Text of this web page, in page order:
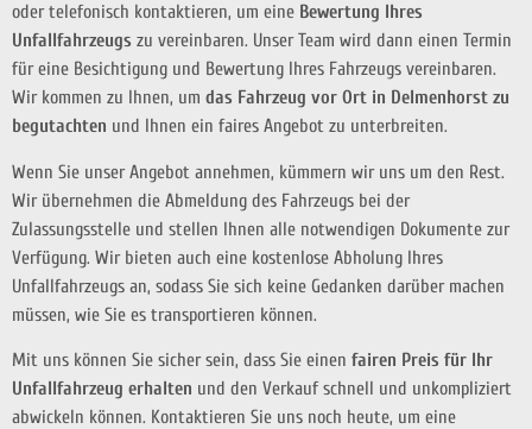
oder telefonisch kontaktieren, um eine Bewertung Ihres
Unfallfahrzeugs zu vereinbaren. Unser Team wird dann einen Termin
für eine Besichtigung und Bewertung Ihres Fahrzeugs vereinbaren.
Wir kommen zu Ihnen, um das Fahrzeug vor Ort in Delmenhorst zu
begutachten und Ihnen ein faires Angebot zu unterbreiten.
Wenn Sie unser Angebot annehmen, kümmern wir uns um den Rest.
Wir übernehmen die Abmeldung des Fahrzeugs bei der
Zulassungsstelle und stellen Ihnen alle notwendigen Dokumente zur
Verfügung. Wir bieten auch eine kostenlose Abholung Ihres
Unfallfahrzeugs an, sodass Sie sich keine Gedanken darüber machen
müssen, wie Sie es transportieren können.
Mit uns können Sie sicher sein, dass Sie einen fairen Preis für Ihr
Unfallfahrzeug erhalten und den Verkauf schnell und unkompliziert
abwickeln können. Kontaktieren Sie uns noch heute, um eine